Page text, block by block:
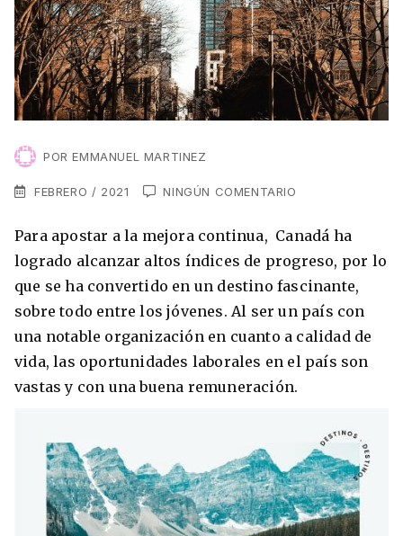
Lo último sobre intercambios
Los países que más innovan en el campo
digital
Romina Guzman 24/11/2021
Reino Unido
Suecia
Asia
China
Corea del Sur
Japón
Oceanía
Australia
Nueva Zelanda
Brasil
Canadá
Estudia Inglés frente al Mediterráneo
Síguenos en las redes
newsletter
Recibe toda la info que necesitas para
vivir afuera.
He leído y acepto los Términos y
POR EMMANUEL MARTINEZ
FEBRERO / 2021 NINGÚN COMENTARIO
Para apostar a la mejora continua, Canadá ha
logrado alcanzar altos índices de progreso, por lo
que se ha convertido en un destino fascinante,
sobre todo entre los jóvenes. Al ser un país con
una notable organización en cuanto a calidad de
vida, las oportunidades laborales en el país son
vastas y con una buena remuneración.